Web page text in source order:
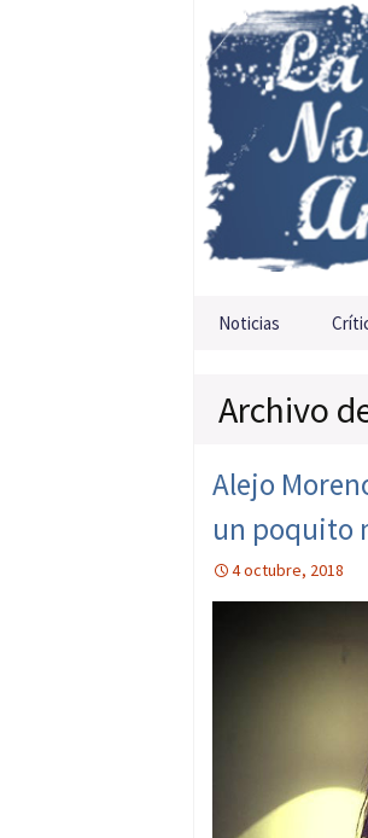
Saltar al contenido
Noticias
Archivo
Alejo
un poquito
4 octubre, 2018